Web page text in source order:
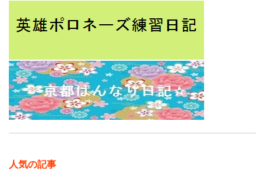
人気の記事